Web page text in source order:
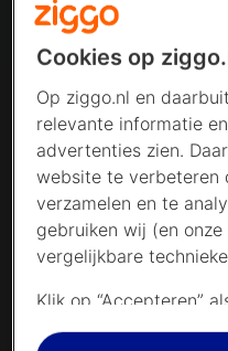
Cookies op
Op ziggo.nl en
relevante informatie
advertenties zien.
website te verbeteren
verzamelen en te
gebruiken wij (en
vergelijkbare
Klik op “Accepteren”
cookies. Kies je voor